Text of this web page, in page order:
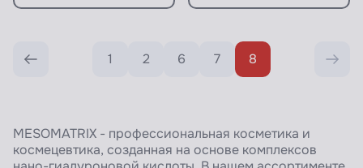
1 2 6 7 8
MESOMATRIX - профессиональная косметика и
космецевтика, созданная на основе комплексов